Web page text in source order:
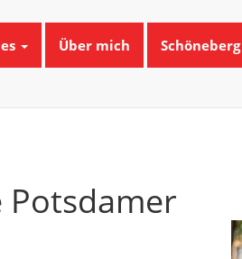
Über mich Schöneberg